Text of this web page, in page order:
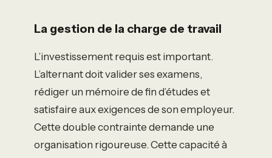
La gestion de la charge de travail
L’investissement requis est important.
L’alternant doit valider ses examens,
rédiger un mémoire de fin d’études et
satisfaire aux exigences de son employeur.
Cette double contrainte demande une
organisation rigoureuse. Cette capacité à